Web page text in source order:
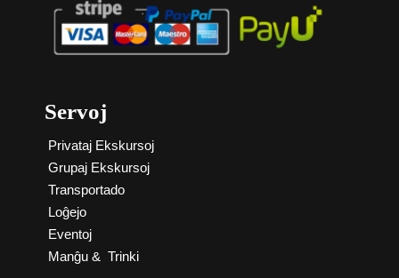
Servoj
Privataj Ekskursoj
Grupaj Ekskursoj
Transportado
Loĝejo
Eventoj
Manĝu & Trinki